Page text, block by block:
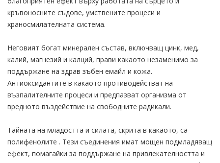
кръвоносните съдове, умствените процеси и
храносмилателната система.
Неговият богат минерален състав, включващ цинк, мед,
калий, магнезий и калций, прави какаото незаменимо за
поддържане на здрав зъбен емайл и кожа.
Антиоксидантите в какаото противодействат на
възпалителните процеси и предпазват организма от
вредното въздействие на свободните радикали.
Тайната на младостта и силата, скрита в какаото, са
полифенолите . Тези съединения имат мощен подмладяващ
ефект, помагайки за поддържане на привлекателността и